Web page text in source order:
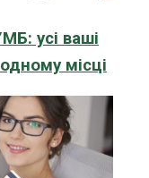
усі ваші
місці